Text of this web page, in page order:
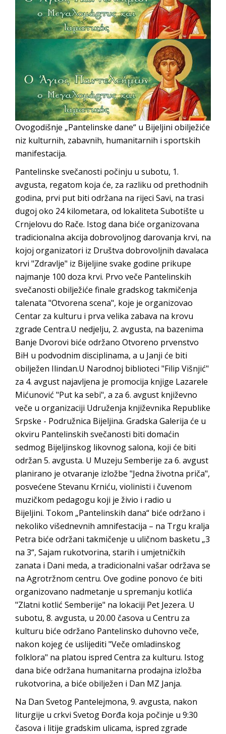
PRELIMINARNA RANG LISTA KANDIDATA KOJI
SU OSTVARILI PRAVO NA GRADSKI MJESEČNI
BORAČKI DODATAK ZA DEMOBILISANE
BORCE VOJSKE REPUBLIKE SRPSKE U STANjU
SOCIJALNE POTREBE
JAVNI POZIV ZA NAJLjEPŠE UREĐENO
DVORIŠTE INDIVIDUALNIH DOMAĆINSTAVA,
DVORIŠTE ZAJEDNICA ETAŽNIH VLASNIKA I
JAVNI PROSTOR U MJESNIM ZAJEDNICAMA
NA TERITORIJI GRADA BIJELjINA
Obavještenje za preduzetnika - Gojko
Bogunović
Od 27. jula prijem zahtjeva za novčanu
pomoć za nabavku školskog pribora
osnovcima
Obrasci zahtjeva za regresirano gorivo
dostupni od 13. marta do 15. novembra
Zahtjev za izdavanje PONOSNE KARTICE
Obavještenje o zabrani saobraćaja 6. i 7.
avgusta
Obavještenje za preduzetnika - Vera Ujić
Ovogodišnje „Pantelinske dane“ u Bijeljini obilježiće
niz kulturnih, zabavnih, humanitarnih i sportskih
manifestacija.
Pantelinske svečanosti počinju u subotu, 1.
avgusta, regatom koja će, za razliku od prethodnih
godina, prvi put biti održana na rijeci Savi, na trasi
dugoj oko 24 kilometara, od lokaliteta Subotište u
Crnjelovu do Rače. Istog dana biće organizovana
tradicionalna akcija dobrovoljnog darovanja krvi, na
kojoj organizatori iz Društva dobrovoljnih davalaca
krvi "Zdravlje" iz Bijeljine svake godine prikupe
najmanje 100 doza krvi. Prvo veče Pantelinskih
svečanosti obilježiće finale gradskog takmičenja
talenata "Otvorena scena", koje je organizovao
Centar za kulturu i prva velika zabava na krovu
zgrade Centra.U nedjelju, 2. avgusta, na bazenima
Banje Dvorovi biće održano Otvoreno prvenstvo
BiH u podvodnim disciplinama, a u Janji će biti
obilježen Ilindan.U Narodnoj biblioteci "Filip Višnjić"
za 4. avgust najavljena je promocija knjige Lazarele
Mićunović "Put ka sebi", a za 6. avgust književno
veče u organizaciji Udruženja književnika Republike
Srpske - Podružnica Bijeljina. Gradska Galerija će u
okviru Pantelinskih svečanosti biti domaćin
sedmog Bijeljinskog likovnog salona, koji će biti
održan 5. avgusta. U Muzeju Semberije za 6. avgust
planirano je otvaranje izložbe "Jedna životna priča",
posvećene Stevanu Krniću, violinisti i čuvenom
muzičkom pedagogu koji je živio i radio u
Bijeljini. Tokom „Pantelinskih dana“ biće održano i
nekoliko višednevnih amnifestacija – na Trgu kralja
Petra biće održani takmičenje u uličnom basketu „3
na 3“, Sajam rukotvorina, starih i umjetničkih
zanata i Dani meda, a tradicionalni vašar održava se
na Agrotržnom centru. Ove godine ponovo će biti
organizovano nadmetanje u spremanju kotlića
"Zlatni kotlić Semberije" na lokaciji Pet Jezera. U
subotu, 8. avgusta, u 20.00 časova u Centru za
kulturu biće održano Pantelinsko duhovno veče,
nakon kojeg će uslijediti "Veče omladinskog
folklora" na platou ispred Centra za kulturu. Istog
dana biće održana humanitarna prodajna izložba
rukotvorina, a biće obilježen i Dan MZ Janja.
Na Dan Svetog Pantelejmona, 9. avgusta, nakon
liturgije u crkvi Svetog Đorđa koja počinje u 9:30
časova i litije gradskim ulicama, ispred zgrade